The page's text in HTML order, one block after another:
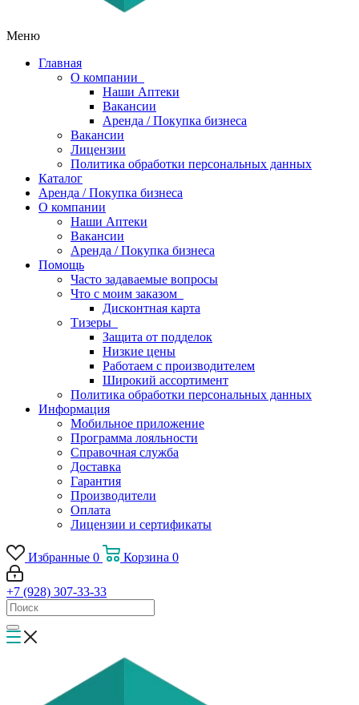
Меню
Главная
О компании
Наши Аптеки
Вакансии
Аренда / Покупка бизнеса
Вакансии
Лицензии
Политика обработки персональных данных
Каталог
Аренда / Покупка бизнеса
О компании
Наши Аптеки
Вакансии
Аренда / Покупка бизнеса
Помощь
Часто задаваемые вопросы
Что с моим заказом
Дисконтная карта
Тизеры
Защита от подделок
Низкие цены
Работаем с производителем
Широкий ассортимент
Политика обработки персональных данных
Информация
Мобильное приложение
Программа лояльности
Справочная служба
Доставка
Гарантия
Производители
Оплата
Лицензии и сертификаты
Избранные 0 Корзина 0
+7 (928) 307-33-33